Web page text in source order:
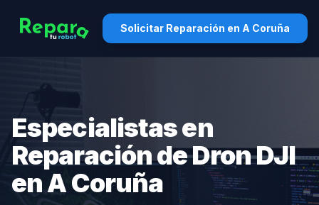
Solicitar Reparación en A Coruña
Especialistas en
Reparación de Dron DJI
en A Coruña